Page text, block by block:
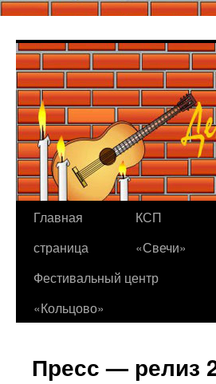
содержимому
Главная
страница
КСП
«Свечи»
Фестивальный центр
«Кольцово»
Пресс — релиз